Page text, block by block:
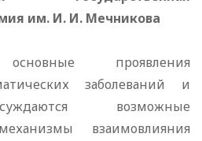
им. И. И. Мечникова
основные проявления
заболеваний и
возможные
взаимовлияния